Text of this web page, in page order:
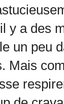
y a des
un peu
Mais